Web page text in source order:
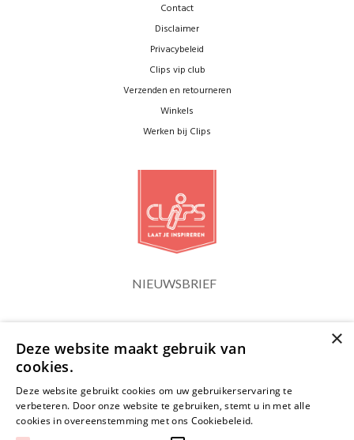
Contact
Disclaimer
Privacybeleid
Clips vip club
Verzenden en retourneren
Winkels
Werken bij Clips
NIEUWSBRIEF
×
Deze website maakt gebruik van
cookies.
Deze website gebruikt cookies om uw gebruikerservaring te
verbeteren. Door onze website te gebruiken, stemt u in met alle
cookies in overeenstemming met ons Cookiebeleid.